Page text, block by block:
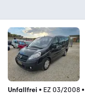
Unfallfrei • EZ 03/2008•